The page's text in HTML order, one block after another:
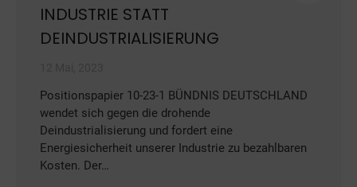
INDUSTRIE STATT
DEINDUSTRIALISIERUNG
Positionspapier 10-23-1 BÜNDNIS DEUTSCHLAND
wendet sich gegen die drohende
Deindustrialisierung und fordert eine
Energiesicherheit unserer Industrie zu bezahlbaren
Kosten. Der…